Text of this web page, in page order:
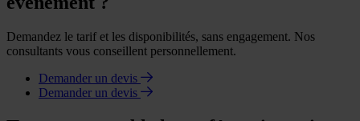
Demandez le tarif et les disponibilités, sans engagement. Nos
consultants vous conseillent personnellement.
Demander un devis
Demander un devis